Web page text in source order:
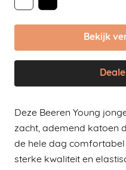
Bekijk
Deze Beeren Young
zacht, ademend katoen
de hele dag
sterke kwaliteit en